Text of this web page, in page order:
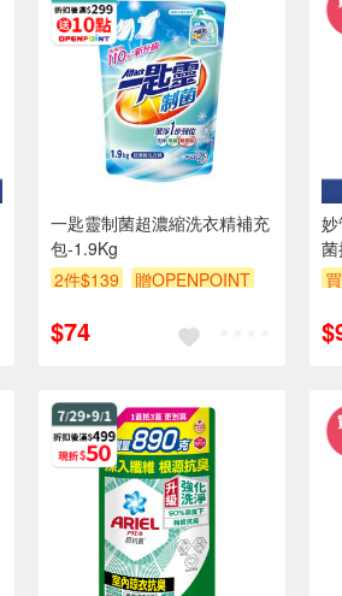
一匙靈制菌超濃縮洗衣精補充
包-1.9Kg
2件$139
贈OPENPOINT
$74